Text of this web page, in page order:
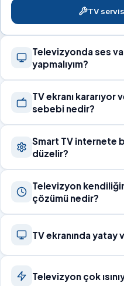
TV
Televizyonda ses
yapmalıyım?
TV ekranı kararıyor
sebebi nedir?
Smart TV internete
düzelir?
Televizyon
çözümü nedir?
TV ekranında
Televizyon çok